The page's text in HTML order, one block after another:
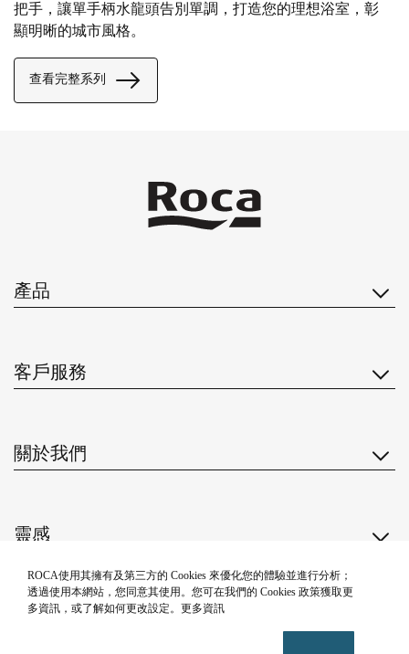
ROCA使用其擁有及第三方的 Cookies 來優化您的體驗並進行分析；
透過使用本網站，您同意其使用。您可在我們的 Cookies 政策獲取更
多資訊，或了解如何更改設定。更多資訊
把手，讓單手柄水龍頭告別單調，打造您的理想浴室，彰
顯明晰的城市風格。
查看完整系列
產品
客戶服務
關於我們
靈感
關注我們